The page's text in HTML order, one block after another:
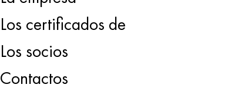
Los certificados de
Los socios
Contactos